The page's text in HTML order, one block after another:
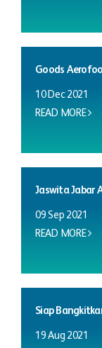
Goods
10 Dec 2021
READ MORE
Jaswita Jabar
09 Sep 2021
READ MORE
Siap
19 Aug 2021